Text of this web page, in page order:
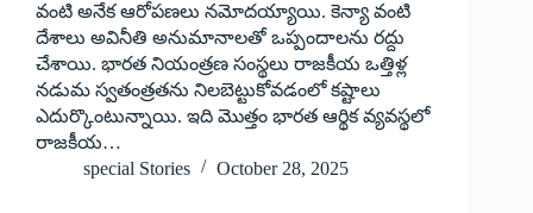
వంటి అనేక ఆరోపణలు నమోదయ్యాయి. కెన్యా వంటి
దేశాలు అవినీతి అనుమానాలతో ఒప్పందాలను రద్దు
చేశాయి. భారత నియంత్రణ సంస్థలు రాజకీయ ఒత్తిళ్ల
నడుమ స్వతంత్రతను నిలబెట్టుకోవడంలో కష్టాలు
ఎదుర్కొంటున్నాయి. ఇది మొత్తం భారత ఆర్థిక వ్యవస్థలో
రాజకీయ…
special Stories
October 28, 2025